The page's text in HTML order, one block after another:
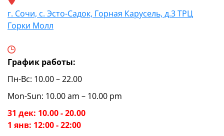
г. Сочи, с. Эсто-Садок, Горная Карусель, д.3 ТРЦ
Горки Молл
График работы:
Пн-Вс: 10.00 – 22.00
Mon-Sun: 10.00 am – 10.00 pm
31 дек: 10.00 - 20.00
1 янв: 12:00 - 22:00